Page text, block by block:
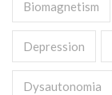
Biomagnetism
Depression
Dysautonomia